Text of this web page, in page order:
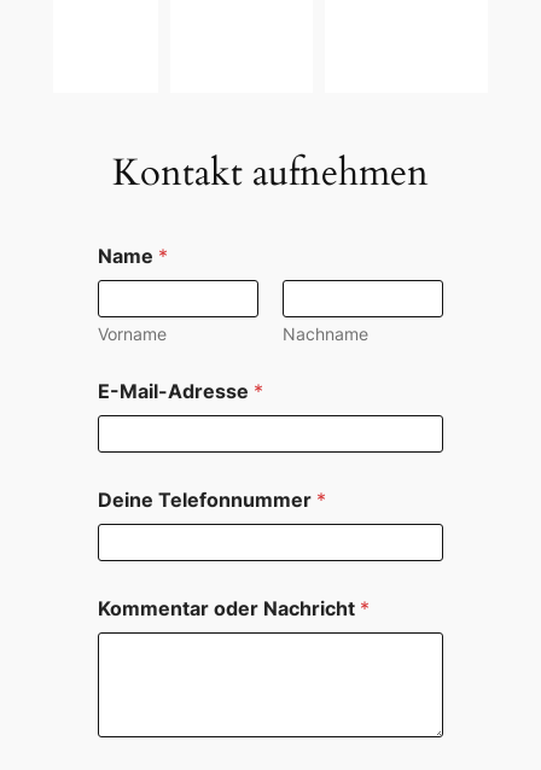
Kontakt aufnehmen
Name *
Vorname Nachname
i
n
l
l
i
g
n
D
E-Mail-Adresse *
Deine Telefonnummer *
Kommentar oder Nachricht *